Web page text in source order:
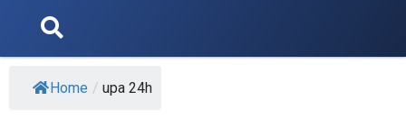
Home / upa 24h